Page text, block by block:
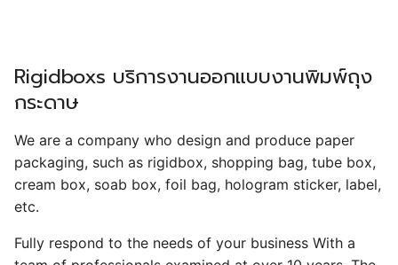
customers sincerely. Whether small order or large
order We give the best service. Delivering the product
transportation systems, Thai postal companies and
private transportation.
คำถามที่พบบ่อย